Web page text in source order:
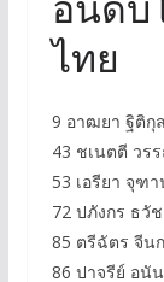
ไทย
9 อาฒยา ฐิติกุ
43 ชเนตตี วร
53 เอรียา จุฑ
72 ปภังกร ธวั
85 ตรีฉัตร จีน
86 ปาจรีย์ อนั